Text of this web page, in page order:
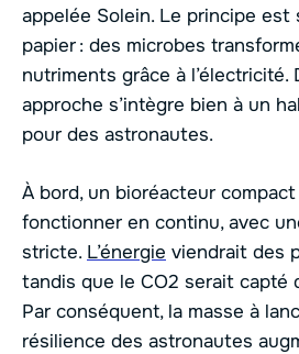
appelée Solein. Le principe est
papier : des microbes
nutriments grâce à l’électricité.
approche s’intègre bien à un
pour des astronautes.
À bord, un bioréacteur
fonctionner en continu, avec
stricte. L’énergie viendrait des
tandis que le CO2 serait capté
Par conséquent, la masse à
résilience des astronautes